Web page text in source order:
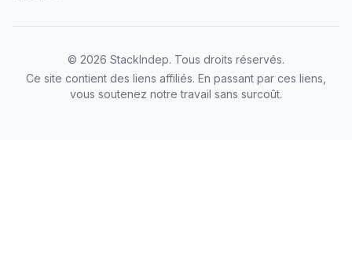
© 2026 StackIndep. Tous droits réservés.
Ce site contient des liens affiliés. En passant par ces liens,
vous soutenez notre travail sans surcoût.